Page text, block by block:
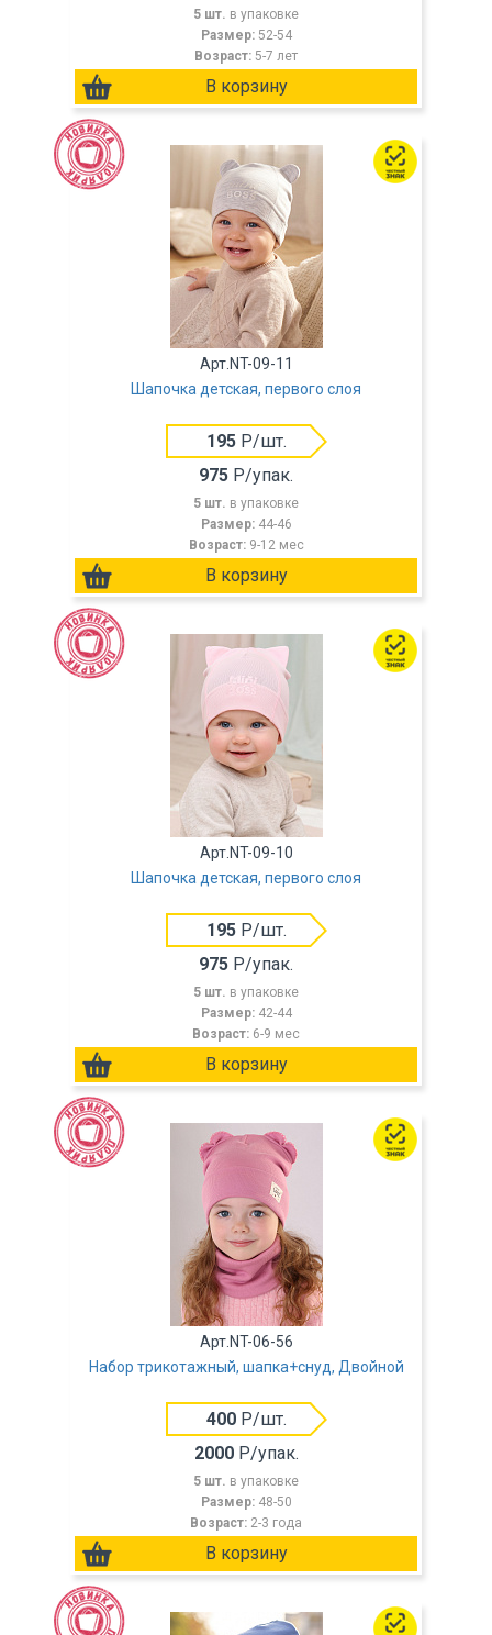
5 шт. в упаковке
Размер: 52-54
Возраст: 5-7 лет
Арт.NT-09-11
Шапочка детская, первого слоя
195Р/шт.
975 Р/упак.
5 шт. в упаковке
Размер: 44-46
Возраст: 9-12 мес
Арт.NT-09-10
Шапочка детская, первого слоя
195Р/шт.
975 Р/упак.
5 шт. в упаковке
Размер: 42-44
Возраст: 6-9 мес
Арт.NT-06-56
Набор трикотажный, шапка+снуд, Двойной
400Р/шт.
2000Р/упак.
5 шт. в упаковке
Размер: 48-50
Возраст: 2-3 года